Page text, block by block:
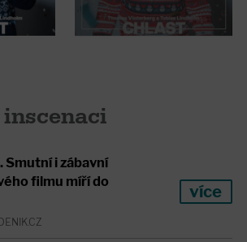
Smutní i zábavní
filmu míří do
více